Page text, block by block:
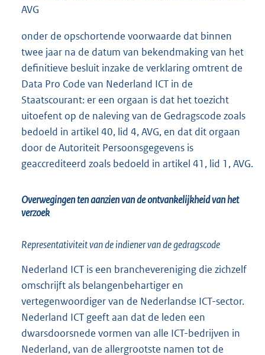
AVG
onder de opschortende voorwaarde dat binnen
twee jaar na de datum van bekendmaking van het
definitieve besluit inzake de verklaring omtrent de
Data Pro Code van Nederland ICT in de
Staatscourant: er een orgaan is dat het toezicht
uitoefent op de naleving van de Gedragscode zoals
bedoeld in artikel 40, lid 4, AVG, en dat dit orgaan
door de Autoriteit Persoonsgegevens is
geaccrediteerd zoals bedoeld in artikel 41, lid 1, AVG.
Overwegingen ten aanzien van de ontvankelijkheid van het
verzoek
Representativiteit van de indiener van de gedragscode
Nederland ICT is een branchevereniging die zichzelf
omschrijft als belangenbehartiger en
vertegenwoordiger van de Nederlandse ICT-sector.
Nederland ICT geeft aan dat de leden een
dwarsdoorsnede vormen van alle ICT-bedrijven in
Nederland, van de allergrootste namen tot de